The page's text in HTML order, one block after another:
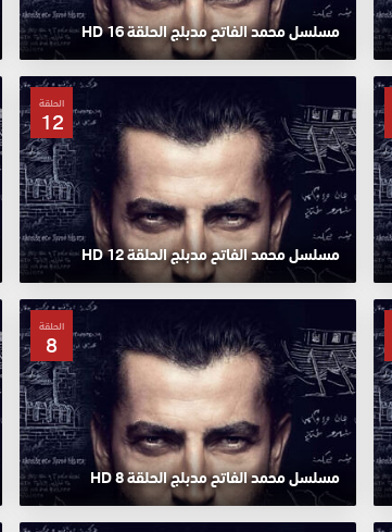
مسلسل محمد الفاتح مدبلج الحلقة 16 HD
الحلقة
12
مسلسل محمد الفاتح مدبلج الحلقة 12 HD
الحلقة
8
مسلسل محمد الفاتح مدبلج الحلقة 8 HD